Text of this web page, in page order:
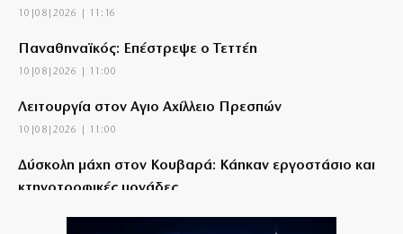
10|08|2026 | 11:16
Παναθηναϊκός: Επέστρεψε ο Τεττέη
10|08|2026 | 11:00
Λειτουργία στον Αγιο Αχίλλειο Πρεσπών
10|08|2026 | 11:00
Δύσκολη μάχη στον Κουβαρά: Κάηκαν εργοστάσιο και
κτηνοτροφικές μονάδες